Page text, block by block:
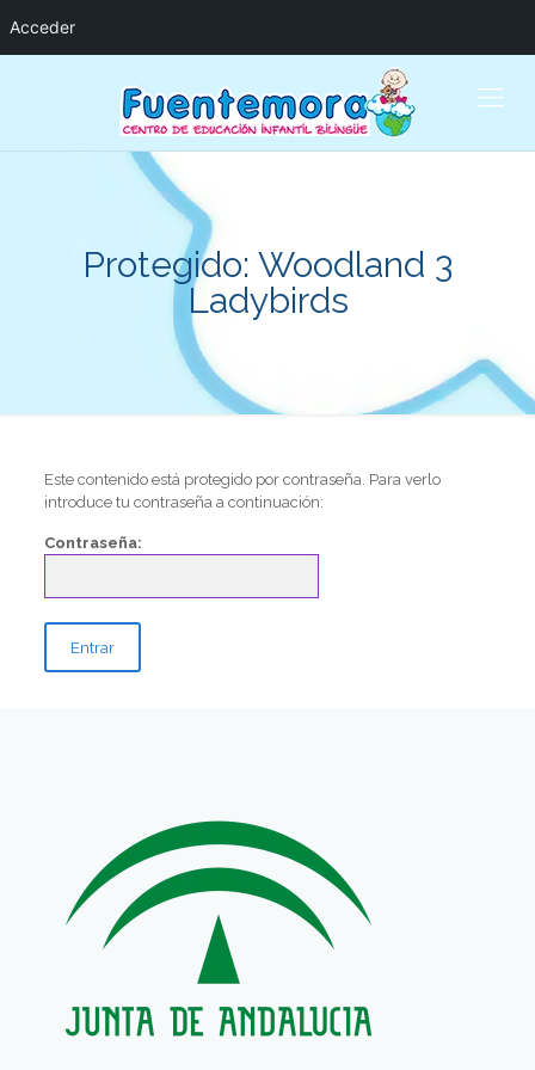
Protegido: Woodland 3
Ladybirds
Este contenido está protegido por contraseña. Para verlo
introduce tu contraseña a continuación:
Contraseña:
Acceder